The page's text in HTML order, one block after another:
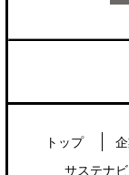
トップ
サステナ